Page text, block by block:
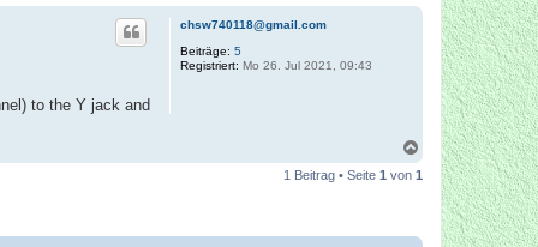
chsw740118@gmail.com
Beiträge: 5
Registriert: Mo 26. Jul 2021, 09:43
to the Y jack and
c
1 Beitrag • Seite 1 von 1